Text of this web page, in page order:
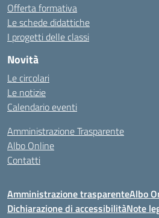
Offerta formativa
Le schede didattiche
I progetti delle classi
Novità
Le circolari
Le notizie
Calendario eventi
Amministrazione Trasparente
Albo Online
Contatti
Amministrazione trasparenteAlbo
Dichiarazione di accessibilitàNote